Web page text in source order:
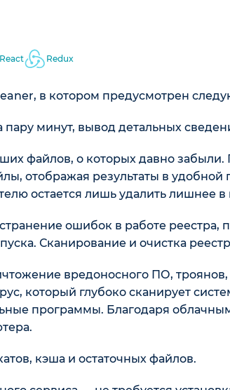
React Redux
в котором предусмотрен
минут, вывод детальных
файлов, о которых давно
отображая результаты в удобной
остается лишь удалить лишнее в
ошибок в работе реестра,
Сканирование и очистка
вредоносного ПО, троянов,
который глубоко сканирует
программы. Благодаря
кэша и остаточных файлов.